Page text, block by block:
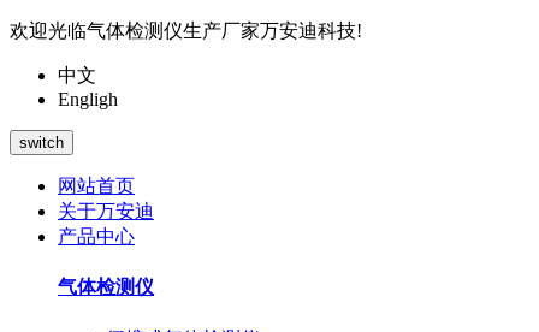
欢迎光临气体检测仪生产厂家万安迪科技!
中文
Engligh
switch
网站首页
关于万安迪
产品中心
气体检测仪